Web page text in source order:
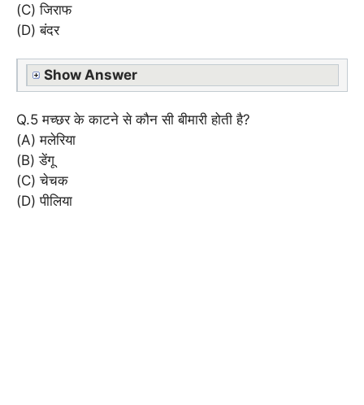
(C) जिराफ
(D) बंदर
Show Answer
Q.5 मच्छर के काटने से कौन सी बीमारी होती है?
(A) मलेरिया
(B) डेंगू
(C) चेचक
(D) पीलिया